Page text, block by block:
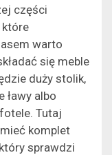
części
które
warto
się meble
duży stolik,
ławy albo
Tutaj
komplet
sprawdzi